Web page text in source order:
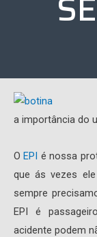
a importância do
OEPI é nossa
que ás vezes
sempre
EPI é
acidente podem